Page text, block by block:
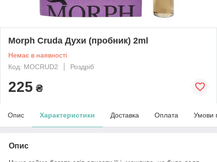
Morph Cruda Духи (пробник) 2ml
Немає в наявності
Код: MOCRUD2
Роздріб
225 ₴
Опис Характеристики Доставка Оплата Умови
Опис